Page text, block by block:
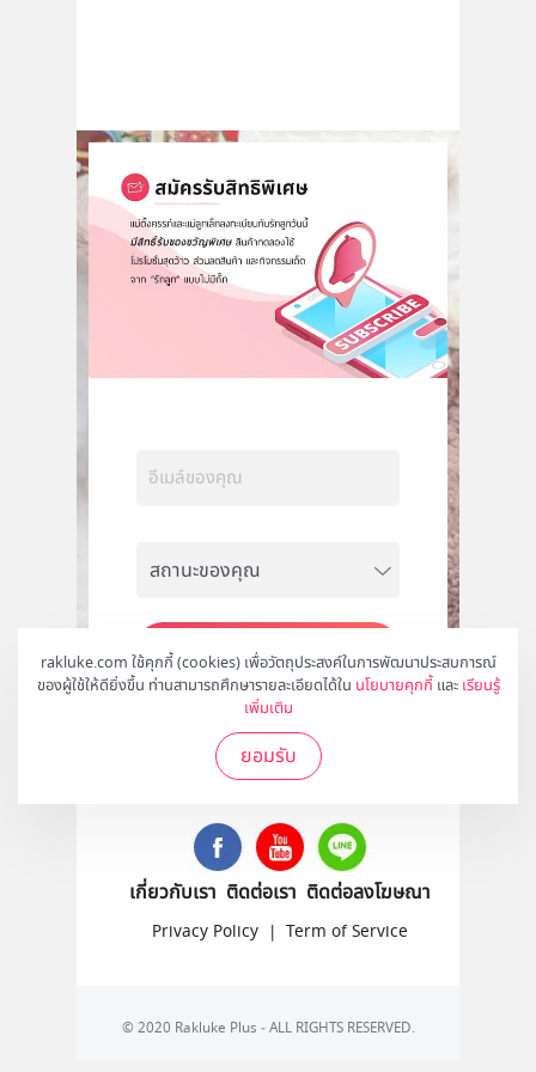
rakluke.com ใช้คุกกี้ (cookies) เพื่อวัตถุประสงค์ในการพัฒนาประสบการณ์
ของผู้ใช้ให้ดียิ่งขึ้น ท่านสามารถศึกษารายละเอียดได้ใน นโยบายคุกกี้ และ เรียนรู้
เพิ่มเติม
ยอมรับ
สมัคร
ติดตามเราได้ที่
เกี่ยวกับเรา ติดต่อเรา ติดต่อลงโฆษณา
Privacy Policy | Term of Service
© 2020 Rakluke Plus - ALL RIGHTS RESERVED.